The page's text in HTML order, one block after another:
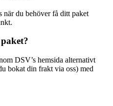
när du behöver få ditt paket
DSV’s hemsida alternativt
bokat din frakt via oss) med